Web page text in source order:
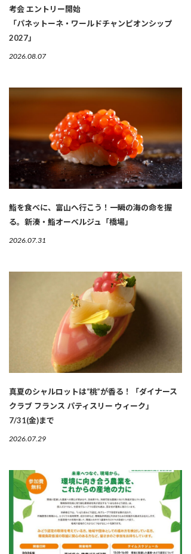
考会 エントリー開始
「パネットーネ・ワールドチャンピオンシップ
2027」
2026.08.07
鮨を食べに、富山へ行こう！一瞬の海の命を握
る。新湊・鮨オーベルジュ「橋場」
2026.07.31
真夏のシャルロットは“桃”が香る！「ダイナース
クラブ フランス パティスリー ウィーク」
7/31(金)まで
2026.07.29